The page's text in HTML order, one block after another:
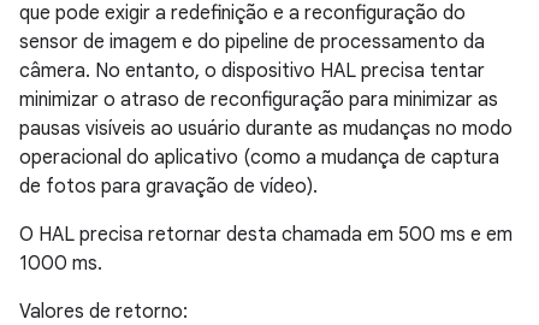
que pode exigir a redefinição e a reconfiguração do
sensor de imagem e do pipeline de processamento da
câmera. No entanto, o dispositivo HAL precisa tentar
minimizar o atraso de reconfiguração para minimizar as
pausas visíveis ao usuário durante as mudanças no modo
operacional do aplicativo (como a mudança de captura
de fotos para gravação de vídeo).
O HAL precisa retornar desta chamada em 500 ms e em
1000 ms.
Valores de retorno: